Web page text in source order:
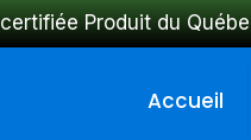
Produit du
Accueil